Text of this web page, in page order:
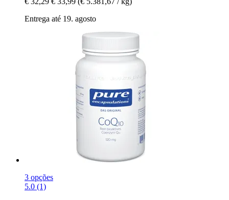
Entrega até 19. agosto
3 opções
5.0 (1)